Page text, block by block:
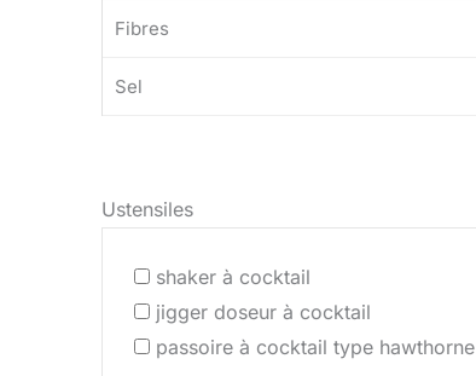
Fibres
Sel
Ustensiles
shaker à cocktail
jigger doseur à cocktail
passoire à cocktail type hawthorne